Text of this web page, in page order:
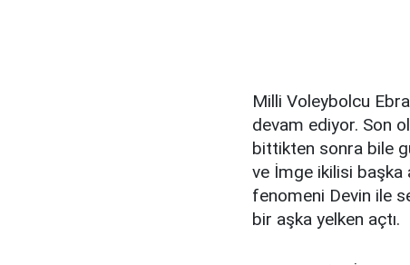
Milli Voleybolcu
devam ediyor. Son
bittikten sonra bile
ve İmge ikilisi başka
fenomeni Devin ile
bir aşka yelken açtı.